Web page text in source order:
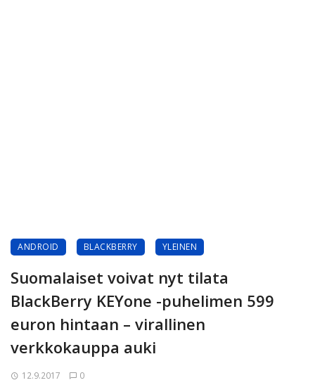
ANDROID BLACKBERRY YLEINEN
Suomalaiset voivat nyt tilata
BlackBerry KEYone -puhelimen 599
euron hintaan – virallinen
verkkokauppa auki
12.9.2017 0